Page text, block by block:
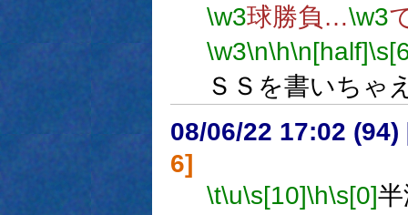
\w3球勝負…\w3
\w3\n\h\n[half]
ＳＳを書いちゃ
08/06/22 17:02 (94)
6]
\t\u\s[10]\h\s[0]